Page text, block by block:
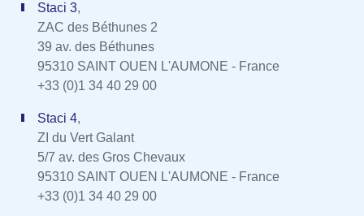
Staci 3,
ZAC des Béthunes 2
39 av. des Béthunes
95310 SAINT OUEN L'AUMONE - France
+33 (0)1 34 40 29 00
Staci 4,
ZI du Vert Galant
5/7 av. des Gros Chevaux
95310 SAINT OUEN L'AUMONE - France
+33 (0)1 34 40 29 00